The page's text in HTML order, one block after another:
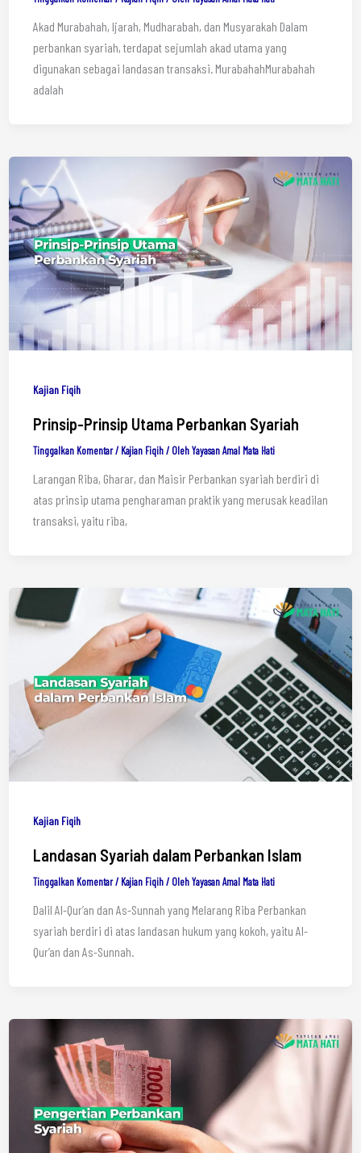
Akad Murabahah, Ijarah, Mudharabah, dan Musyarakah Dalam
perbankan syariah, terdapat sejumlah akad utama yang
digunakan sebagai landasan transaksi. MurabahahMurabahah
adalah
Kajian Fiqih
Prinsip-Prinsip Utama Perbankan Syariah
Tinggalkan Komentar / Kajian Fiqih/ OlehYayasan Amal Mata Hati
Larangan Riba, Gharar, dan Maisir Perbankan syariah berdiri di
atas prinsip utama pengharaman praktik yang merusak keadilan
transaksi, yaitu riba,
Kajian Fiqih
Landasan Syariah dalam Perbankan Islam
Tinggalkan Komentar / Kajian Fiqih/ OlehYayasan Amal Mata Hati
Dalil Al-Qur’an dan As-Sunnah yang Melarang Riba Perbankan
syariah berdiri di atas landasan hukum yang kokoh, yaitu Al-
Qur’an dan As-Sunnah.